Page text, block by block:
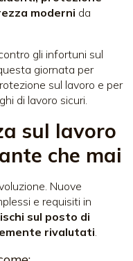
moderni da
gli infortuni sul
giornata per
sul lavoro e per
di lavoro sicuri.
sul lavoro
che mai
Nuove
e requisiti in
sul posto di
rivalutati.